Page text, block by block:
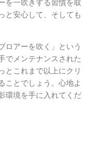
を一吹きする習慣を取
と安心して、そしても
ロアーを吹く」という
でメンテナンスされた
とこれまで以上にクリ
ことでしょう。心地よ
環境を手に入れてくだ